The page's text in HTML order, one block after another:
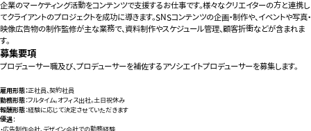
企業のマーケティング活動をコンテンツで支援するお仕事です。様々なクリエイターの方と連携し
てクライアントのプロジェクトを成功に導きます。SNSコンテンツの企画・制作や、イベントや写真・
映像広告物の制作監修が主な業務で、資料制作やスケジュール管理、顧客折衝などが含まれま
す。
募集要項
プロデューサー職及び、プロデューサーを補佐するアソシエイトプロデューサーを募集します。
雇用形態：正社員、契約社員
勤務形態 ：フルタイム。オフィス出社。土日祝休み
報酬形態 ：経験に応じて決定させていただきます
優遇 ：
・広告制作会社、デザイン会社での勤務経験